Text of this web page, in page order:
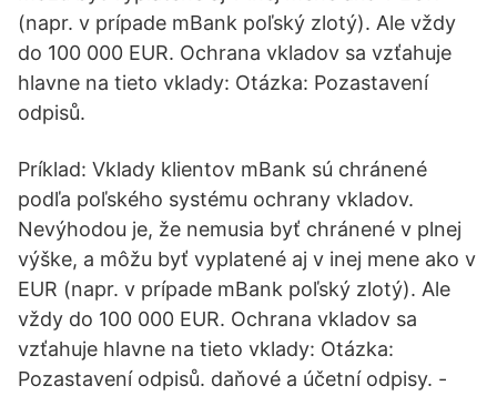
(napr. v prípade mBank poľský zlotý). Ale vždy
do 100 000 EUR. Ochrana vkladov sa vzťahuje
hlavne na tieto vklady: Otázka: Pozastavení
odpisů.
Príklad: Vklady klientov mBank sú chránené
podľa poľského systému ochrany vkladov.
Nevýhodou je, že nemusia byť chránené v plnej
výške, a môžu byť vyplatené aj v inej mene ako v
EUR (napr. v prípade mBank poľský zlotý). Ale
vždy do 100 000 EUR. Ochrana vkladov sa
vzťahuje hlavne na tieto vklady: Otázka:
Pozastavení odpisů. daňové a účetní odpisy. -